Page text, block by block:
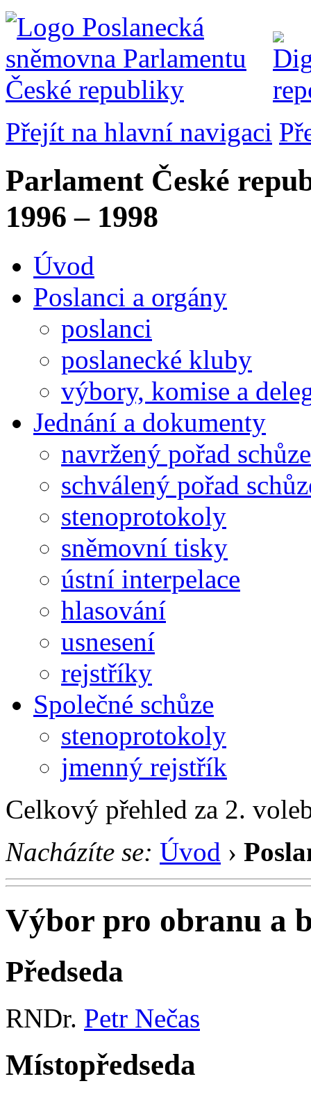
Přejít na hlavní navigaci
Parlament České
1996 – 1998
Úvod
Poslanci a orgány
poslanci
poslanecké kluby
výbory, komise a
Jednání a dokumenty
navržený pořad schůze
schválený pořad
stenoprotokoly
sněmovní tisky
ústní interpelace
hlasování
usnesení
rejstříky
Společné schůze
stenoprotokoly
jmenný rejstřík
Celkový přehled za 2.
Nacházíte se: Úvod ›
Výbor pro obranu a
Předseda
RNDr. Petr Nečas
Místopředseda